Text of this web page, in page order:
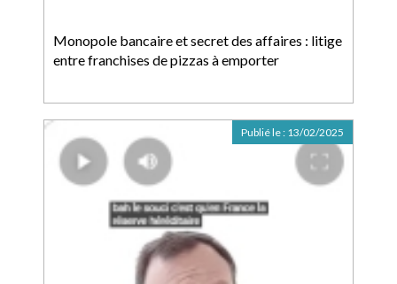
Monopole bancaire et secret des affaires : litige
entre franchises de pizzas à emporter
Publié le : 13/02/2025